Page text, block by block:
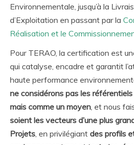
Environnementale, jusqu’à la
d’Exploitation en passant par la
Réalisation et le
Pour TERAO, la certification est
qui catalyse, encadre et garantit
haute performance
ne considérons pas les
mais comme un moyen, et nous
soient les vecteurs d’une plus
Projets, en privilégiant des profils